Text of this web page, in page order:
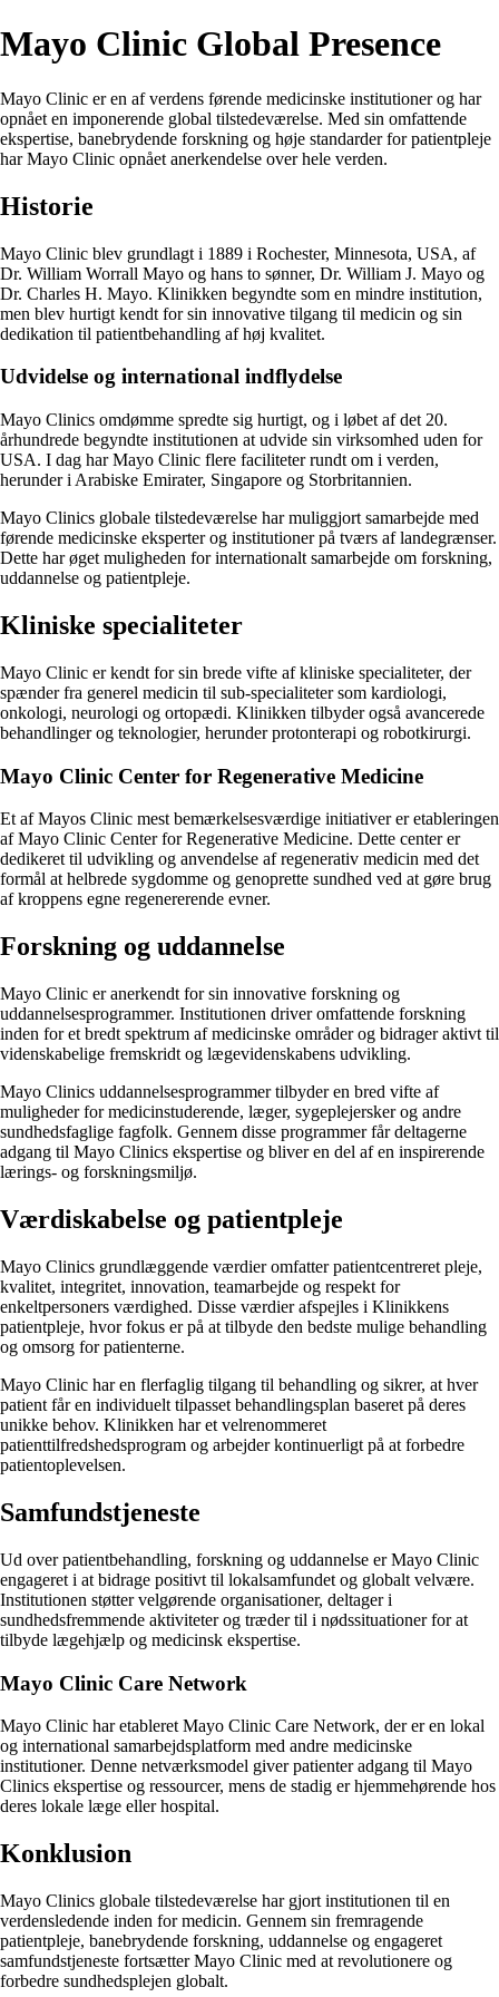
Mayo Clinic Global Presence
Mayo Clinic er en af verdens førende medicinske institutioner og har
opnået en imponerende global tilstedeværelse. Med sin omfattende
ekspertise, banebrydende forskning og høje standarder for patientpleje
har Mayo Clinic opnået anerkendelse over hele verden.
Historie
Mayo Clinic blev grundlagt i 1889 i Rochester, Minnesota, USA, af
Dr. William Worrall Mayo og hans to sønner, Dr. William J. Mayo og
Dr. Charles H. Mayo. Klinikken begyndte som en mindre institution,
men blev hurtigt kendt for sin innovative tilgang til medicin og sin
dedikation til patientbehandling af høj kvalitet.
Udvidelse og international indflydelse
Mayo Clinics omdømme spredte sig hurtigt, og i løbet af det 20.
århundrede begyndte institutionen at udvide sin virksomhed uden for
USA. I dag har Mayo Clinic flere faciliteter rundt om i verden,
herunder i Arabiske Emirater, Singapore og Storbritannien.
Mayo Clinics globale tilstedeværelse har muliggjort samarbejde med
førende medicinske eksperter og institutioner på tværs af landegrænser.
Dette har øget muligheden for internationalt samarbejde om forskning,
uddannelse og patientpleje.
Kliniske specialiteter
Mayo Clinic er kendt for sin brede vifte af kliniske specialiteter, der
spænder fra generel medicin til sub-specialiteter som kardiologi,
onkologi, neurologi og ortopædi. Klinikken tilbyder også avancerede
behandlinger og teknologier, herunder protonterapi og robotkirurgi.
Mayo Clinic Center for Regenerative Medicine
Et af Mayos Clinic mest bemærkelsesværdige initiativer er etableringen
af Mayo Clinic Center for Regenerative Medicine. Dette center er
dedikeret til udvikling og anvendelse af regenerativ medicin med det
formål at helbrede sygdomme og genoprette sundhed ved at gøre brug
af kroppens egne regenererende evner.
Forskning og uddannelse
Mayo Clinic er anerkendt for sin innovative forskning og
uddannelsesprogrammer. Institutionen driver omfattende forskning
inden for et bredt spektrum af medicinske områder og bidrager aktivt til
videnskabelige fremskridt og lægevidenskabens udvikling.
Mayo Clinics uddannelsesprogrammer tilbyder en bred vifte af
muligheder for medicinstuderende, læger, sygeplejersker og andre
sundhedsfaglige fagfolk. Gennem disse programmer får deltagerne
adgang til Mayo Clinics ekspertise og bliver en del af en inspirerende
lærings- og forskningsmiljø.
Værdiskabelse og patientpleje
Mayo Clinics grundlæggende værdier omfatter patientcentreret pleje,
kvalitet, integritet, innovation, teamarbejde og respekt for
enkeltpersoners værdighed. Disse værdier afspejles i Klinikkens
patientpleje, hvor fokus er på at tilbyde den bedste mulige behandling
og omsorg for patienterne.
Mayo Clinic har en flerfaglig tilgang til behandling og sikrer, at hver
patient får en individuelt tilpasset behandlingsplan baseret på deres
unikke behov. Klinikken har et velrenommeret
patienttilfredshedsprogram og arbejder kontinuerligt på at forbedre
patientoplevelsen.
Samfundstjeneste
Ud over patientbehandling, forskning og uddannelse er Mayo Clinic
engageret i at bidrage positivt til lokalsamfundet og globalt velvære.
Institutionen støtter velgørende organisationer, deltager i
sundhedsfremmende aktiviteter og træder til i nødssituationer for at
tilbyde lægehjælp og medicinsk ekspertise.
Mayo Clinic Care Network
Mayo Clinic har etableret Mayo Clinic Care Network, der er en lokal
og international samarbejdsplatform med andre medicinske
institutioner. Denne netværksmodel giver patienter adgang til Mayo
Clinics ekspertise og ressourcer, mens de stadig er hjemmehørende hos
deres lokale læge eller hospital.
Konklusion
Mayo Clinics globale tilstedeværelse har gjort institutionen til en
verdensledende inden for medicin. Gennem sin fremragende
patientpleje, banebrydende forskning, uddannelse og engageret
samfundstjeneste fortsætter Mayo Clinic med at revolutionere og
forbedre sundhedsplejen globalt.